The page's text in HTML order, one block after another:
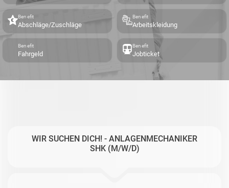
Benefit
Abschläge/Zuschläge
Benefit
Arbeitskleidung
Benefit
Fahrgeld
Benefit
Jobticket
WIR SUCHEN DICH! - ANLAGENMECHANIKER
SHK (M/W/D)